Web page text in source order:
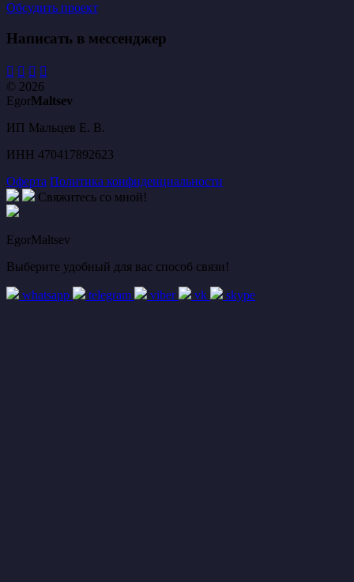
Обсудить проект
Написать в мессенджер
© 2026
EgorMaltsev
ИП Мальцев Е. В.
ИНН 470417892623
Оферта Политика конфиденциальности
Свяжитесь со мной!
EgorMaltsev
Выберите удобный для вас способ связи!
whatsapp telegram viber vk skype